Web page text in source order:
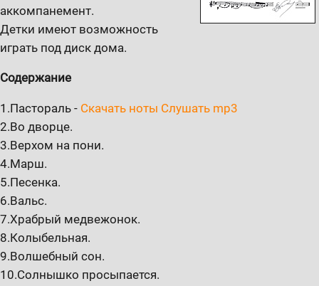
аккомпанемент.
Детки имеют возможность
играть под диск дома.
Содержание
1.Пастораль - Скачать ноты Слушать mp3
2.Во дворце.
3.Верхом на пони.
4.Марш.
5.Песенка.
6.Вальс.
7.Храбрый медвежонок.
8.Колыбельная.
9.Волшебный сон.
10.Солнышко просыпается.